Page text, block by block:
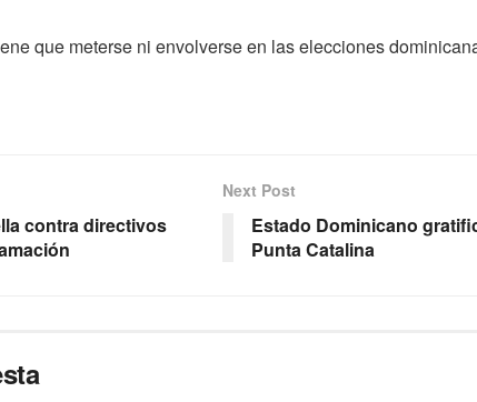
que meterse ni envolverse en las elecciones
contra directivos
Next Post
Estado Dominicano
Punta Catalina